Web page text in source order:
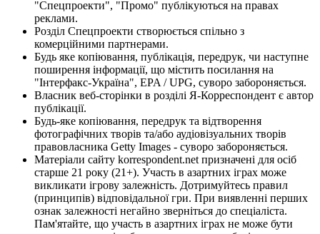
"Спецпроекти", "Промо" публікуються на правах
реклами.
Розділ Спецпроекти створюється спільно з
комерційними партнерами.
Будь яке копіювання, публікація, передрук, чи наступне
поширення інформації, що містить посилання на
"Інтерфакс-Україна", EPA / UPG, суворо забороняється.
Власник веб-сторінки в розділі Я-Корреспондент є автор
публікації.
Будь-яке копіювання, передрук та відтворення
фотографічних творів та/або аудіовізуальних творів
правовласника Getty Images - суворо забороняється.
Матеріали сайту korrespondent.net призначені для осіб
старше 21 року (21+). Участь в азартних іграх може
викликати ігрову залежність. Дотримуйтесь правил
(принципів) відповідальної гри. При виявленні перших
ознак залежності негайно зверніться до спеціаліста.
Пам'ятайте, що участь в азартних іграх не може бути